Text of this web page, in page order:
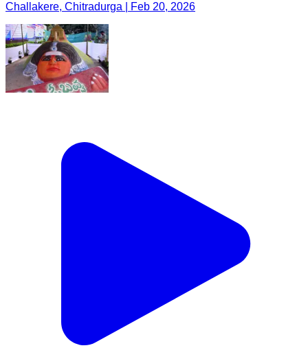
Challakere, Chitradurga | Feb 20, 2026